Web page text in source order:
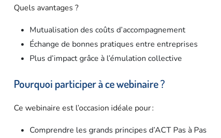
Quels avantages ?
Mutualisation des coûts d’accompagnement
Échange de bonnes pratiques entre entreprises
Plus d’impactgrâce à l’émulation collective
Pourquoi participer à ce webinaire ?
Ce webinaire est l’occasion idéale pour :
Comprendre les grands principes d’ACT Pas à Pas